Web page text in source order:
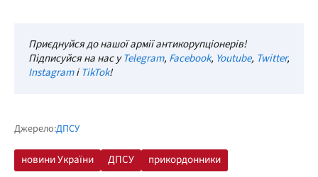
Приєднуйся до нашої армії антикорупціонерів!
Підписуйся на нас уTelegram, Facebook, Youtube, Twitter,
InstagramіTikTok!
Джерело:ДПСУ
новини України ДПСУ прикордонники